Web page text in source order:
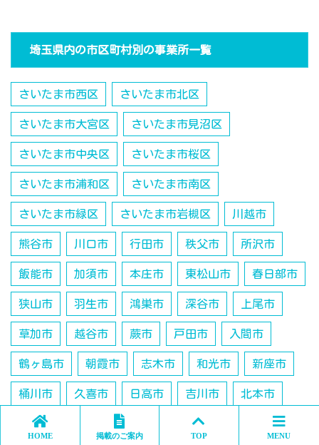
埼玉県内の市区町村別の事業所一覧
さいたま市西区 さいたま市北区
さいたま市大宮区 さいたま市見沼区
さいたま市中央区 さいたま市桜区
さいたま市浦和区 さいたま市南区
さいたま市緑区 さいたま市岩槻区 川越市
熊谷市 川口市 行田市 秩父市 所沢市
飯能市 加須市 本庄市 東松山市 春日部市
狭山市 羽生市 鴻巣市 深谷市 上尾市
草加市 越谷市 蕨市 戸田市 入間市
鶴ヶ島市 朝霞市 志木市 和光市 新座市
桶川市 久喜市 日高市 吉川市 北本市
八潮市 富士見市 蓮田市 坂戸市
HOME 掲載のご案内 TOP MENU